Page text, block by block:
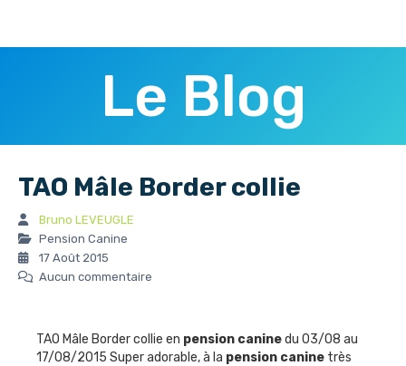
Le Blog
TAO Mâle Border collie
Bruno LEVEUGLE
Pension Canine
17 Août 2015
Aucun commentaire
TAO Mâle Border collie en pension caninedu 03/08 au
17/08/2015 Super adorable, à la pension canine très